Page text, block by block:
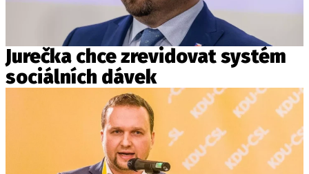
Jurečka chce zrevidovat systém
sociálních dávek